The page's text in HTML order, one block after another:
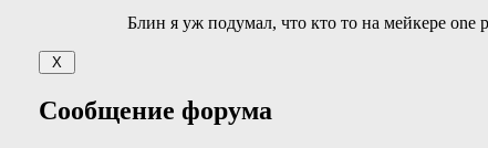
Блин я уж подумал, что кто то на мейкере one
Сообщение форума